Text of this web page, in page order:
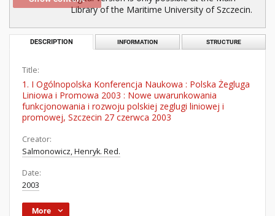
Library of the Maritime University of Szczecin.
DESCRIPTION INFORMATION STRUCTURE
Title:
1. I Ogólnopolska Konferencja Naukowa : Polska Żegluga
Liniowa i Promowa 2003 : Nowe uwarunkowania
funkcjonowania i rozwoju polskiej zeglugi liniowej i
promowej, Szczecin 27 czerwca 2003
Creator:
Salmonowicz, Henryk. Red.
Date:
2003
More